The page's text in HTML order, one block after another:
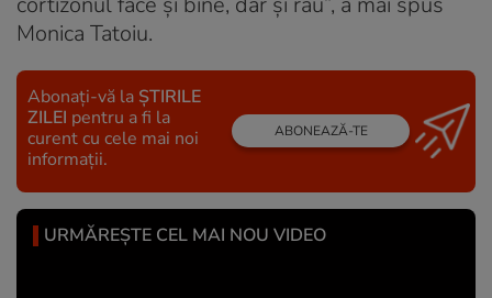
Monica Tatoiu.
Abonați-vă la ȘTIRILE
ZILEI pentru a fi la
curent cu cele mai noi
informații.
ABONEAZĂ-TE
URMĂREȘTE CEL MAI NOU VIDEO